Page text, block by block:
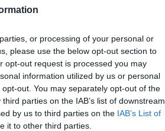
or processing of your personal or
please use the below opt-out section to
opt-out request is processed you may
information utilized by us or personal
out. You may separately opt-out of the
parties on the IAB’s list of downstream
by us to third parties on the IAB’s List of
it to other third parties.